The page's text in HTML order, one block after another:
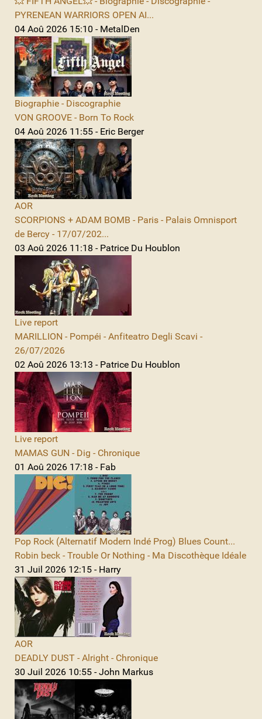
PYRENEAN WARRIORS OPEN AI...
04 Aoû 2026 15:10 - MetalDen
Biographie - Discographie
VON GROOVE - Born To Rock
04 Aoû 2026 11:55 - Eric Berger
AOR
SCORPIONS + ADAM BOMB - Paris - Palais Omnisport
de Bercy - 17/07/202...
03 Aoû 2026 11:18 - Patrice Du Houblon
Live report
MARILLION - Pompéi - Anfiteatro Degli Scavi -
26/07/2026
02 Aoû 2026 13:13 - Patrice Du Houblon
Live report
MAMAS GUN - Dig - Chronique
01 Aoû 2026 17:18 - Fab
Pop Rock (Alternatif Modern Indé Prog) Blues Count...
Robin beck - Trouble Or Nothing - Ma Discothèque Idéale
31 Juil 2026 12:15 - Harry
AOR
DEADLY DUST - Alright - Chronique
30 Juil 2026 10:55 - John Markus